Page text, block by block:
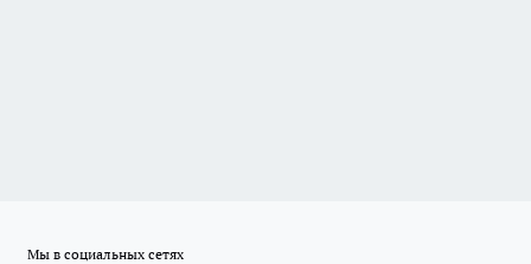
Мы в социальных сетях